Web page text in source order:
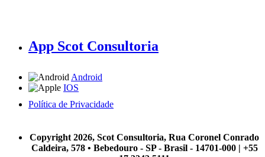
App Scot Consultoria
Android
IOS
Política de Privacidade
Copyright 2026, Scot Consultoria, Rua Coronel Conrado
Caldeira, 578 • Bebedouro - SP - Brasil - 14701-000 | +55